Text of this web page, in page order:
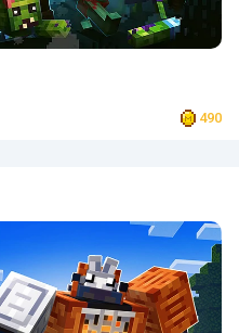
490